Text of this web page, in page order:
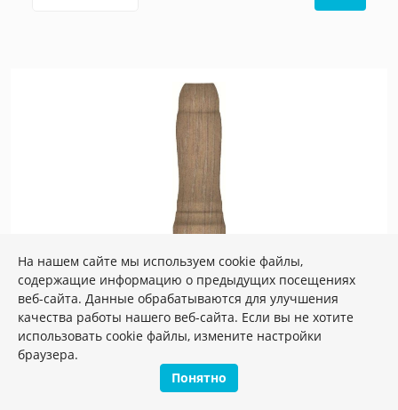
Артикул:SG7324/AGE
Размер: 2*8 см
Вес: 0.042 кг
SG7324/AGE Угол внешний Тровазо
бежевый матовый 8x2,9x1,4
На нашем сайте мы используем cookie файлы,
содержащие информацию о предыдущих посещениях
веб-сайта. Данные обрабатываются для улучшения
качества работы нашего веб-сайта. Если вы не хотите
использовать cookie файлы, измените настройки
браузера.
Понятно